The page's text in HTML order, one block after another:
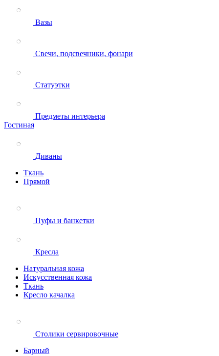
Вазы
Свечи, подсвечники, фонари
Статуэтки
Предметы интерьера
Гостиная
Диваны
Ткань
Прямой
Пуфы и банкетки
Кресла
Натуральная кожа
Искусственная кожа
Ткань
Кресло качалка
Столики сервировочные
Барный